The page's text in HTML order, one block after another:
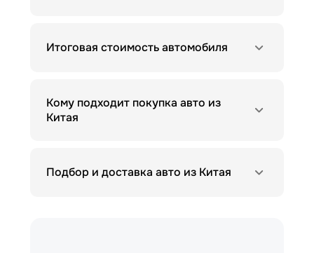
Итоговая стоимость автомобиля
Кому подходит покупка авто из
Китая
Подбор и доставка авто из Китая